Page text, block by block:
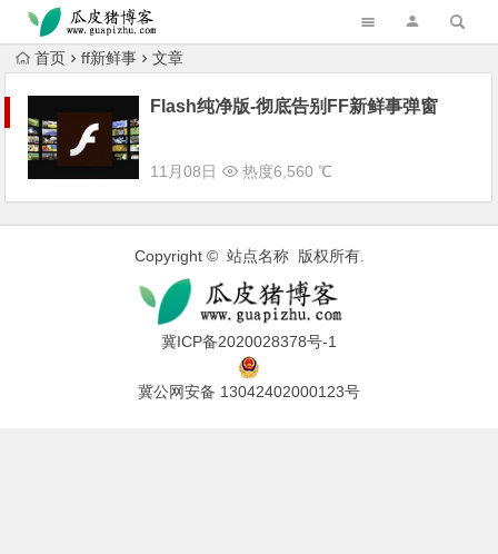
跳转到主内容
首页 ff新鲜事 文章
Flash纯净版-彻底告别FF新鲜事弹窗
11月08日 热度6,560 ℃
Copyright © 站点名称 版权所有.
冀ICP备2020028378号-1
冀公网安备 13042402000123号